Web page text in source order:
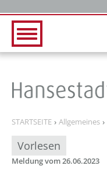
STARTSEITE Allgemeines
Vorlesen
Meldung vom 26.06.2023